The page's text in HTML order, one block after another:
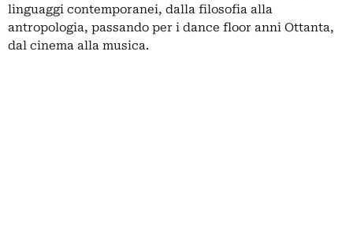
linguaggi contemporanei, dalla filosofia alla
antropologia, passando per i dance floor anni Ottanta,
dal cinema alla musica.